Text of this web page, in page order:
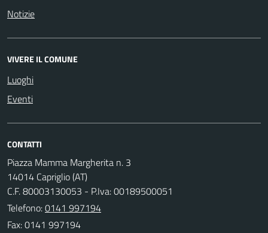
Notizie
VIVERE IL COMUNE
Luoghi
Eventi
CONTATTI
Piazza Mamma Margherita n. 3
14014 Capriglio (AT)
C.F. 80003130053 - P.Iva: 00189500051
Telefono:0141 997194
Fax: 0141 997194